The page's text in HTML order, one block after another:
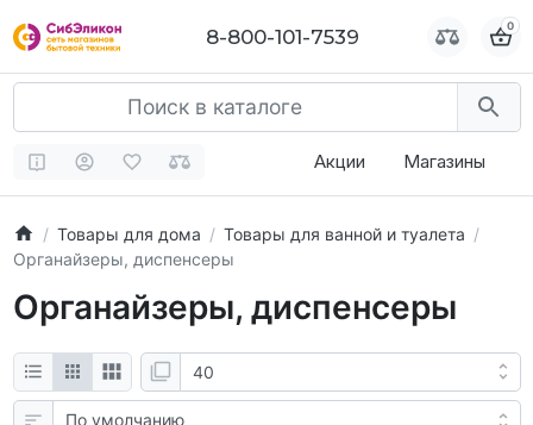
8-800-101-7539 0
Акции Магазины
Товары для дома
Товары для ванной и туалета
Органайзеры, диспенсеры
Органайзеры, диспенсеры
8-800-101-7539 0